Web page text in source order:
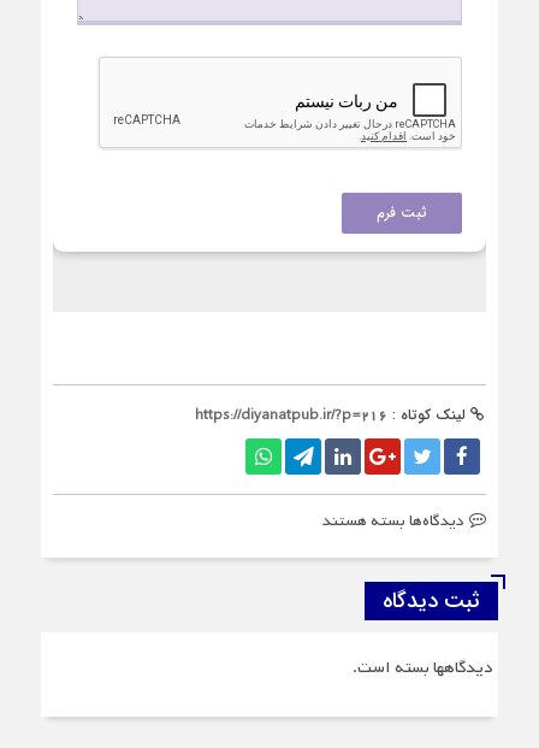
لینک کوتاه : https://diyanatpub.ir/?p=۲۱۶
دیدگاه‌هابرای
ما
بسته هستند
ثبت دیدگاه
دیدگاهها بسته است.